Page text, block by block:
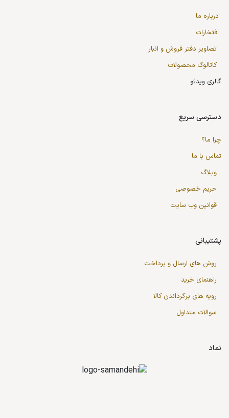
درباره ما
افتخارات
تصاویر دفتر فروش و انبار
کاتالوگ محصولات
گالری ویدئو
دسترسی سریع
چرا ما؟
تماس با ما
وبلاگ
حریم خصوصی
قوانین وب سایت
پشتیبانی
روش های ارسال و پرداخت
راهنمای خرید
رویه های برگرداندن کالا
سوالات متداول
نماد